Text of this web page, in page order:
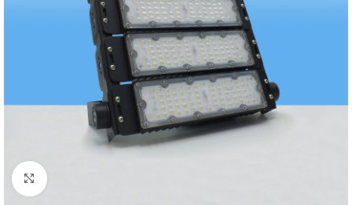
Click to enlarge